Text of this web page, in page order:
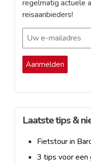
regelmatig actuele
reisaanbieders!
Laatste tips &
Fietstour in
3 tips voor een